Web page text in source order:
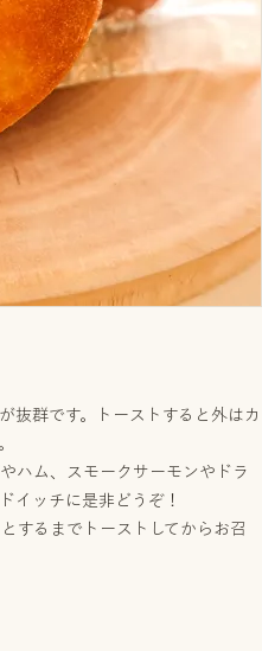
抜群です。トーストすると外はカ
ハム、スモークサーモンやドラ
イッチに是非どうぞ！
するまでトーストしてからお召